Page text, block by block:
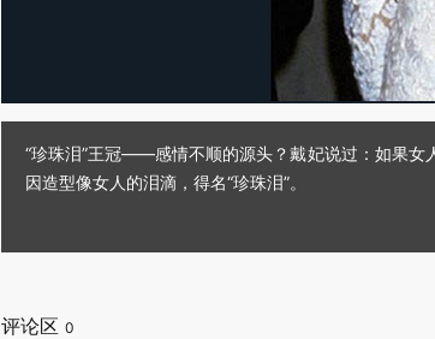
“珍珠泪”王冠——感情不顺的源头？戴妃说过：如果女
因造型像女人的泪滴，得名“珍珠泪”。
评论区 0